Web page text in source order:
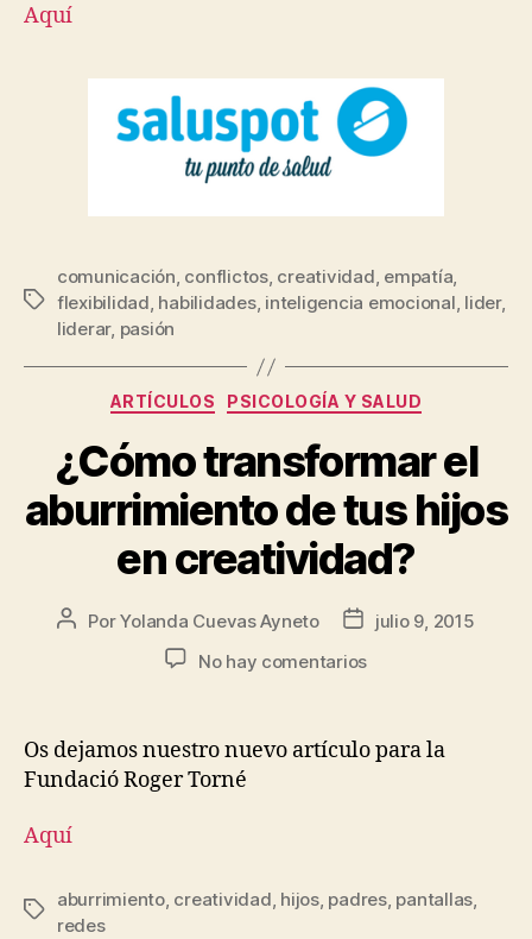
Aquí
comunicación, conflictos, creatividad, empatía,
flexibilidad, habilidades, inteligencia emocional, lider,
liderar, pasión
ARTÍCULOS PSICOLOGÍA Y SALUD
¿Cómo transformar el
aburrimiento de tus hijos
en creatividad?
PorYolanda Cuevas Ayneto
julio 9, 2015
No hay comentarios
Os dejamos nuestro nuevo artículo para la
Fundació Roger Torné
Aquí
aburrimiento, creatividad, hijos, padres, pantallas,
redes